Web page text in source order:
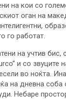
на кои со
оган на
го работат.
на учтив бис,
и со звуците
во ноќта.
на дневна соба
Небаре